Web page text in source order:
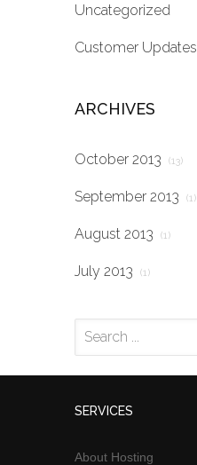
Uncategorized
Customer Updates
ARCHIVES
October 2013 (13)
September 2013 (1)
August 2013 (1)
July 2013 (1)
SERVICES
About Hosting